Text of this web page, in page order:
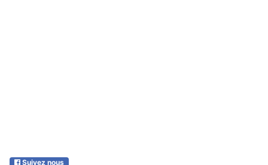
Suivez nous